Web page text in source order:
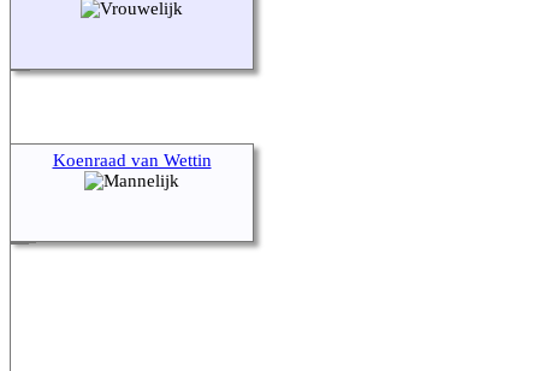
Koenraad van Wettin